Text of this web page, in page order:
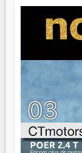
jeunes qui
s'arrêter là,
serait passer
brûle fort —
direction peut
là que les
gouvernail,
ont la force,
n'est pas un
d'équipage.
Surtout vos
n'importe
Il faut juste
même sens.